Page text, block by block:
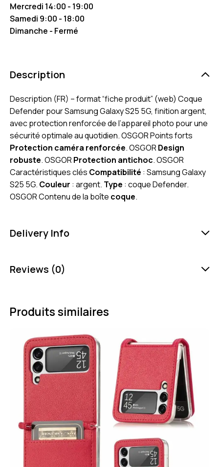
Mercredi 14:00 - 19:00
Samedi 9:00 - 18:00
Dimanche - Fermé
Description
Description (FR) – format “fiche produit” (web) Coque
Defender pour Samsung Galaxy S25 5G, finition argent,
avec protection renforcée de l’appareil photo pour une
sécurité optimale au quotidien. OSGOR Points forts
Protection caméra renforcée. OSGORDesign
robuste. OSGORProtection antichoc. OSGOR
Caractéristiques clés Compatibilité : Samsung Galaxy
S25 5G. Couleur : argent. Type : coque Defender.
OSGOR Contenu de la boîte coque.
Delivery Info
Reviews (0)
Produits similaires